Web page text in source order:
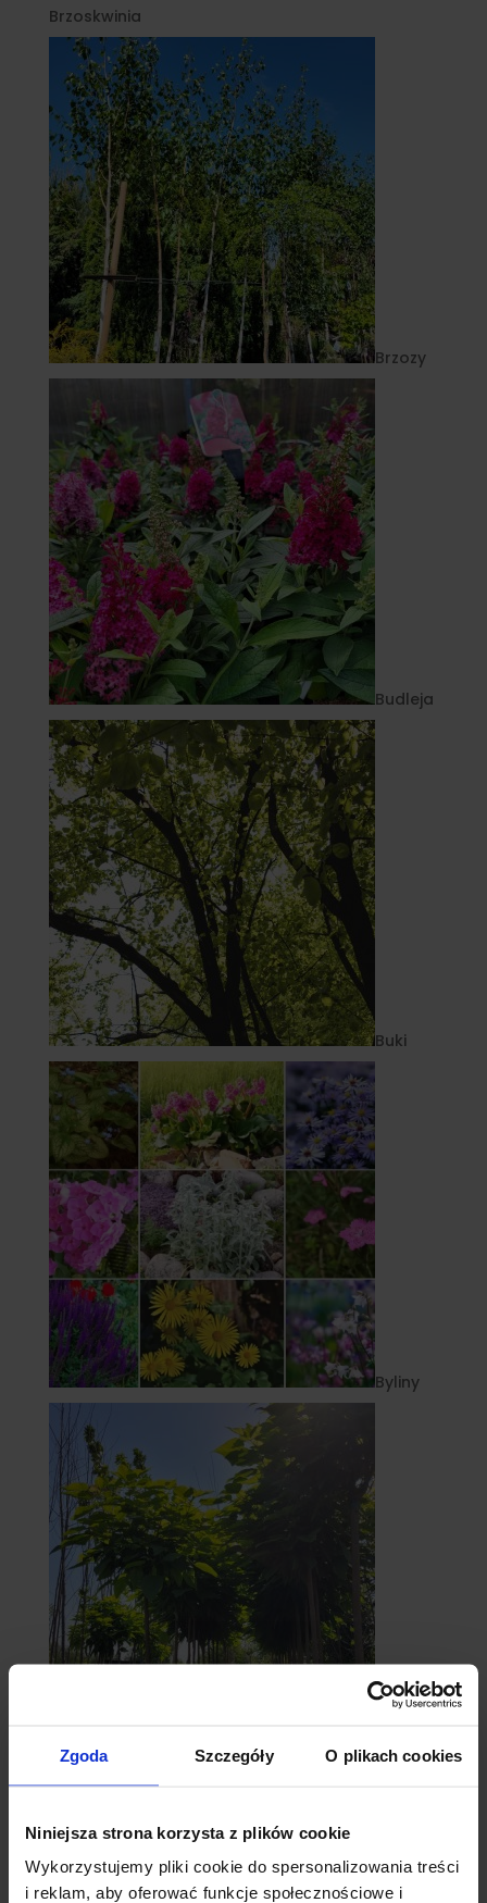
Zgoda Szczegóły O plikach cookies
Niniejsza strona korzysta z plików cookie
Wykorzystujemy pliki cookie do spersonalizowania treści
i reklam, aby oferować funkcje społecznościowe i
Brzoskwinia
Brzozy
Budleja
Buki
Byliny
- surmie